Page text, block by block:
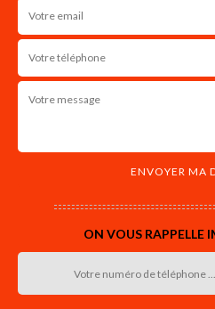
ON VOUS RAPPELLE